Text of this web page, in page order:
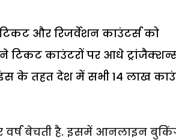
और रिजर्वेशन काउंटर्स को
टिकट काउंटरों पर आधे
के तहत देश में सभी 14 लाख
वर्ष बेचती है. इसमें आनलाइन